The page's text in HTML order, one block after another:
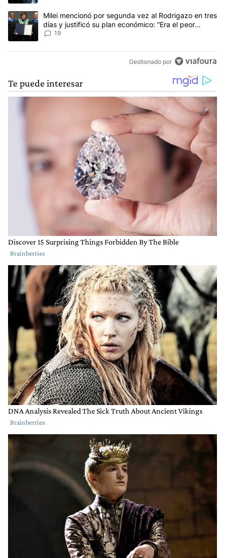
Un artículo de tendencia con el título "Milei mencionó por
Milei mencionó por segunda vez al Rodrigazo en tres
días y justificó su plan económico: “Era el peor
escenario posible”
19
Gestionado por